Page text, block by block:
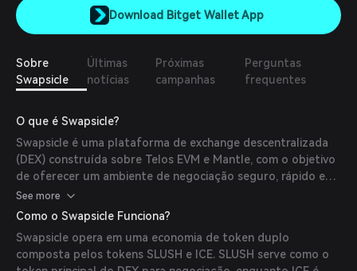
Download Bitget Wallet App
Sobre
Swapsicle
Últimas
notícias
Próximas
campanhas
Perguntas
frequentes
O que é Swapsicle?
Swapsicle é uma plataforma de exchange descentralizada
(DEX) construída sobre Telos EVM e Mantle, com o objetivo
de oferecer um ambiente de negociação seguro, rápido e
escalável. Oferece recursos como negociação, pools de
liquidez, staking, farming e governança, com planos para
introduzir funcionalidades adicionais, como crowdfunding,
loteria e empréstimos no futuro.
See more
Como o Swapsicle Funciona?
Swapsicle opera em uma economia de token duplo
composta pelos tokens SLUSH e ICE. SLUSH serve como o